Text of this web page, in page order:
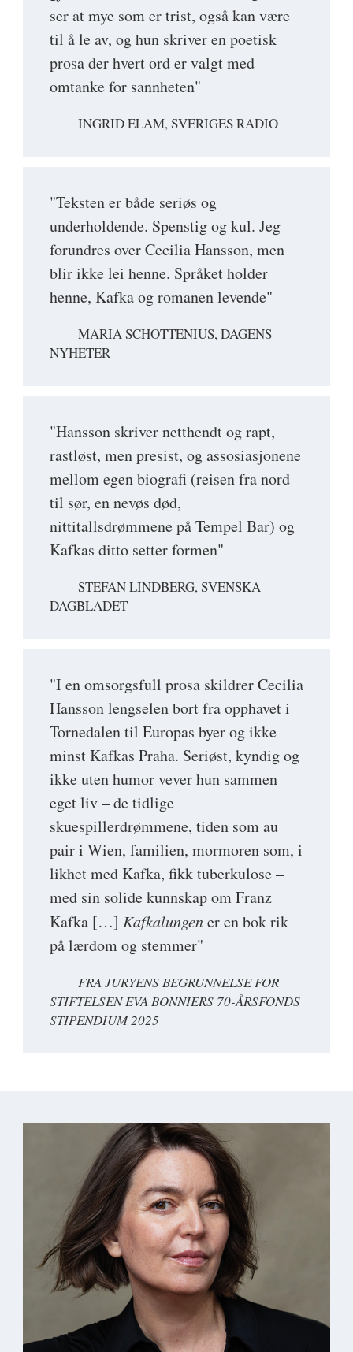
ser at mye som er trist, også kan være
til å le av, og hun skriver en poetisk
prosa der hvert ord er valgt med
omtanke for sannheten"
INGRID ELAM, SVERIGES RADIO
"Teksten er både seriøs og
underholdende. Spenstig og kul. Jeg
forundres over Cecilia Hansson, men
blir ikke lei henne. Språket holder
henne, Kafka og romanen levende"
MARIA SCHOTTENIUS, DAGENS
NYHETER
"Hansson skriver netthendt og rapt,
rastløst, men presist, og assosiasjonene
mellom egen biografi (reisen fra nord
til sør, en nevøs død,
nittitallsdrømmene på Tempel Bar) og
Kafkas ditto setter formen"
STEFAN LINDBERG, SVENSKA
DAGBLADET
"I en omsorgsfull prosa skildrer Cecilia
Hansson lengselen bort fra opphavet i
Tornedalen til Europas byer og ikke
minst Kafkas Praha. Seriøst, kyndig og
ikke uten humor vever hun sammen
eget liv – de tidlige
skuespillerdrømmene, tiden som au
pair i Wien, familien, mormoren som, i
likhet med Kafka, fikk tuberkulose –
med sin solide kunnskap om Franz
Kafka […] Kafkalungener en bok rik
på lærdom og stemmer"
FRA JURYENS BEGRUNNELSE FOR
STIFTELSEN EVA BONNIERS 70-ÅRSFONDS
STIPENDIUM 2025